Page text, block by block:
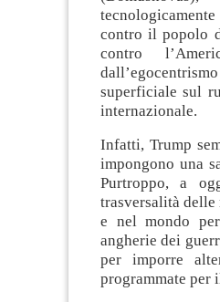
contro il popolo
contro
superficiale sul
internazionale.
Infatti, Trump
impongono una
Purtroppo, a
trasversalità
e nel mondo
angherie dei
per imporre
programmate per